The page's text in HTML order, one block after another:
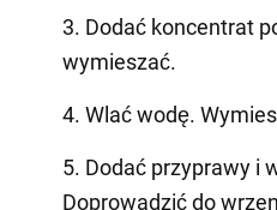
3. Dodać koncentrat
wymieszać.
4. Wlać wodę.
5. Dodać przyprawy i
Doprowadzić do